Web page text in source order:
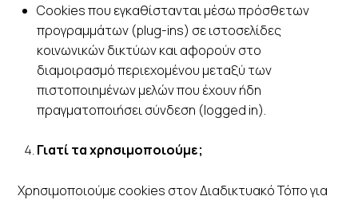
Cookies που εγκαθίστανται μέσω πρόσθετων
προγραμμάτων (plug-ins) σε ιστοσελίδες
κοινωνικών δικτύων και αφορούν στο
διαμοιρασμό περιεχομένου μεταξύ των
πιστοποιημένων μελών που έχουν ήδη
πραγματοποιήσει σύνδεση (logged in).
Γιατί τα χρησιμοποιούμε;
Χρησιμοποιούμε cookies στον Διαδικτυακό Τόπο για